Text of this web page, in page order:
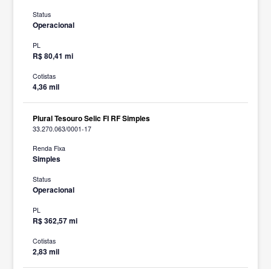
Status
Operacional
PL
R$ 80,41 mi
Cotistas
4,36 mil
Plural Tesouro Selic FI RF Simples
33.270.063/0001-17
Renda Fixa
Simples
Status
Operacional
PL
R$ 362,57 mi
Cotistas
2,83 mil